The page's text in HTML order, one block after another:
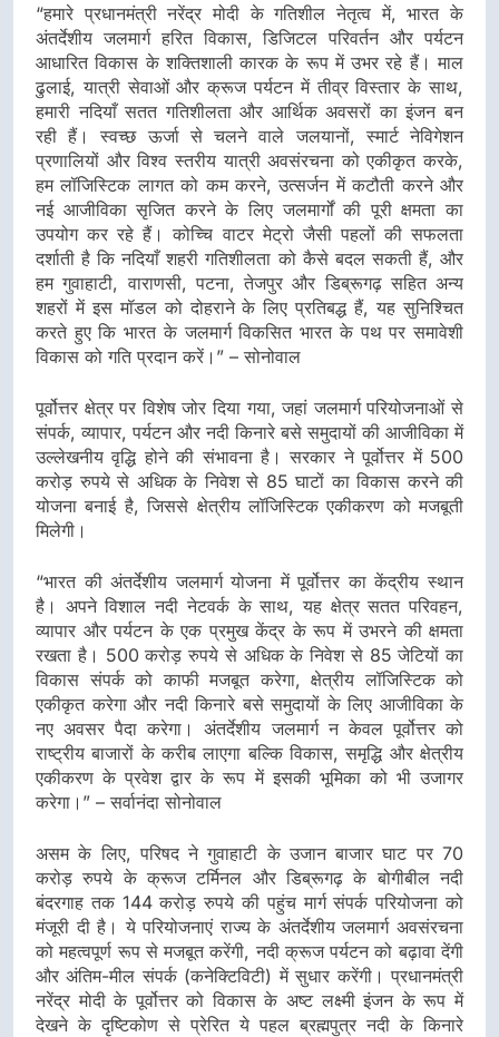
“हमारे प्रधानमंत्री नरेंद्र मोदी के गतिशील नेतृत्व में, भारत के
अंतर्देशीय जलमार्ग हरित विकास, डिजिटल परिवर्तन और पर्यटन
आधारित विकास के शक्तिशाली कारक के रूप में उभर रहे हैं। माल
ढुलाई, यात्री सेवाओं और क्रूज पर्यटन में तीव्र विस्तार के साथ,
हमारी नदियाँ सतत गतिशीलता और आर्थिक अवसरों का इंजन बन
रही हैं। स्वच्छ ऊर्जा से चलने वाले जलयानों, स्मार्ट नेविगेशन
प्रणालियों और विश्व स्तरीय यात्री अवसंरचना को एकीकृत करके,
हम लॉजिस्टिक लागत को कम करने, उत्सर्जन में कटौती करने और
नई आजीविका सृजित करने के लिए जलमार्गों की पूरी क्षमता का
उपयोग कर रहे हैं। कोच्चि वाटर मेट्रो जैसी पहलों की सफलता
दर्शाती है कि नदियाँ शहरी गतिशीलता को कैसे बदल सकती हैं, और
हम गुवाहाटी, वाराणसी, पटना, तेजपुर और डिब्रूगढ़ सहित अन्य
शहरों में इस मॉडल को दोहराने के लिए प्रतिबद्ध हैं, यह सुनिश्चित
करते हुए कि भारत के जलमार्ग विकसित भारत के पथ पर समावेशी
विकास को गति प्रदान करें।” – सोनोवाल
पूर्वोत्तर क्षेत्र पर विशेष जोर दिया गया, जहां जलमार्ग परियोजनाओं से
संपर्क, व्यापार, पर्यटन और नदी किनारे बसे समुदायों की आजीविका में
उल्लेखनीय वृद्धि होने की संभावना है। सरकार ने पूर्वोत्तर में 500
करोड़ रुपये से अधिक के निवेश से 85 घाटों का विकास करने की
योजना बनाई है, जिससे क्षेत्रीय लॉजिस्टिक एकीकरण को मजबूती
मिलेगी।
“भारत की अंतर्देशीय जलमार्ग योजना में पूर्वोत्तर का केंद्रीय स्थान
है। अपने विशाल नदी नेटवर्क के साथ, यह क्षेत्र सतत परिवहन,
व्यापार और पर्यटन के एक प्रमुख केंद्र के रूप में उभरने की क्षमता
रखता है। 500 करोड़ रुपये से अधिक के निवेश से 85 जेटियों का
विकास संपर्क को काफी मजबूत करेगा, क्षेत्रीय लॉजिस्टिक को
एकीकृत करेगा और नदी किनारे बसे समुदायों के लिए आजीविका के
नए अवसर पैदा करेगा। अंतर्देशीय जलमार्ग न केवल पूर्वोत्तर को
राष्ट्रीय बाजारों के करीब लाएगा बल्कि विकास, समृद्धि और क्षेत्रीय
एकीकरण के प्रवेश द्वार के रूप में इसकी भूमिका को भी उजागर
करेगा।” – सर्वानंदा सोनोवाल
असम के लिए, परिषद ने गुवाहाटी के उजान बाजार घाट पर 70
करोड़ रुपये के क्रूज टर्मिनल और डिब्रूगढ़ के बोगीबील नदी
बंदरगाह तक 144 करोड़ रुपये की पहुंच मार्ग संपर्क परियोजना को
मंजूरी दी है। ये परियोजनाएं राज्य के अंतर्देशीय जलमार्ग अवसंरचना
को महत्वपूर्ण रूप से मजबूत करेंगी, नदी क्रूज पर्यटन को बढ़ावा देंगी
और अंतिम-मील संपर्क (कनेक्टिविटी) में सुधार करेंगी। प्रधानमंत्री
नरेंद्र मोदी के पूर्वोत्तर को विकास के अष्ट लक्ष्मी इंजन के रूप में
देखने के दृष्टिकोण से प्रेरित ये पहल ब्रह्मपुत्र नदी के किनारे